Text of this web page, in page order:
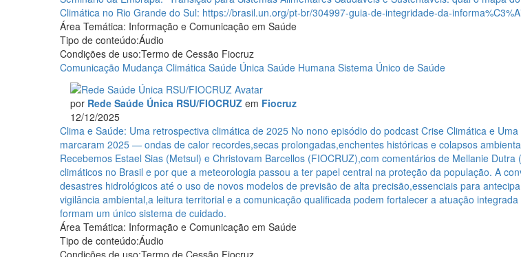
Climática no Rio Grande do Sul: https://brasil.un.org/pt-br/304997-guia-de-integridade-da-
Área Temática: Informação e Comunicação em Saúde
Tipo de conteúdo:Áudio
Condições de uso:Termo de Cessão Fiocruz
Comunicação Mudança Climática Saúde Única Saúde Humana Sistema Único de Saúde
por Rede Saúde Única RSU/FIOCRUZ em Fiocruz
12/12/2025
Clima
e
Saúde:
Uma
retrospectiva
climática
de
2025
Clima e Saúde: Uma retrospectiva climática de 2025 No nono episódio do podcast Crise Climática e
marcaram 2025 — ondas de calor recordes,secas prolongadas,enchentes históricas e colapsos
Recebemos Estael Sias (Metsul) e Christovam Barcellos (FIOCRUZ),com comentários de Mellanie
climáticos no Brasil e por que a meteorologia passou a ter papel central na proteção da população. A
desastres hidrológicos até o uso de novos modelos de previsão de alta precisão,essenciais para
vigilância ambiental,a leitura territorial e a comunicação qualificada podem fortalecer a atuação
formam um único sistema de cuidado.
Área Temática: Informação e Comunicação em Saúde
Tipo de conteúdo:Áudio